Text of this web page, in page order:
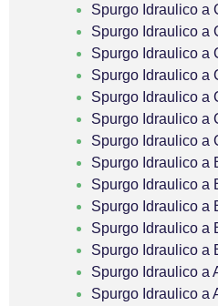
Spurgo Idraulico a
Spurgo Idraulico a
Spurgo Idraulico a
Spurgo Idraulico a
Spurgo Idraulico a
Spurgo Idraulico a
Spurgo Idraulico a
Spurgo Idraulico a
Spurgo Idraulico a
Spurgo Idraulico a
Spurgo Idraulico a
Spurgo Idraulico a
Spurgo Idraulico a
Spurgo Idraulico a